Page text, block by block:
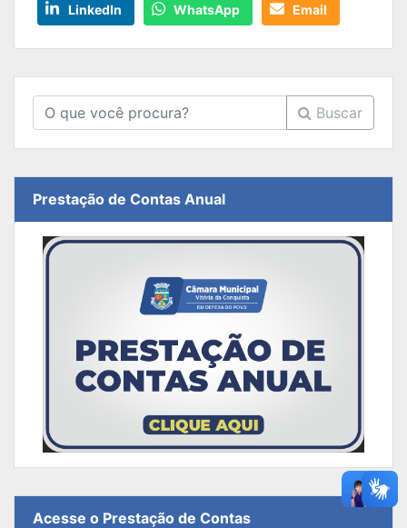
LinkedIn WhatsApp Email
Buscar
Prestação de Contas Anual
Acesse o Prestação de Contas